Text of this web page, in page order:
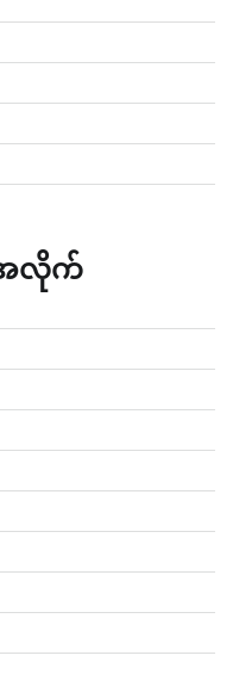
အလိုက်